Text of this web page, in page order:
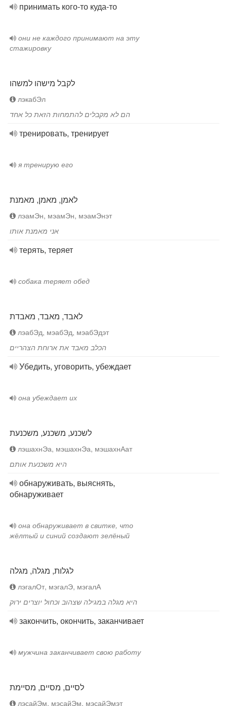
принимать кого-то куда-то
они не каждого принимают на эту
стажировку
לקבל מישהו למשהו
лэкабЭл
הם לא מקבלים להתמחות הזאת כל אחד
тренировать, тренирует
я тренирую его
לאמן, מאמן, מאמנת
лэамЭн, мэамЭн, мэамЭнэт
אני מאמנת אותו
терять, теряет
собака теряет обед
לאבד, מאבד, מאבדת
лэабЭд, мэабЭд, мэабЭдэт
הכלב מאבד את ארוחת הצהריים
Убедить, уговорить, убеждает
она убеждает их
לשכנע, משכנע, משכנעת
лэшахнЭа, мэшахнЭа, мэшахнАат
היא משכנעת אותם
обнаруживать, выяснять,
обнаруживает
она обнаруживает в свитке, что
жёлтый и синий создают зелёный
לגלות, מגלה, מגלה
лэгалОт, мэгалЭ, мэгалА
היא מגלה במגילה שצהוב וכחול יוצרים ירוק
закончить, окончить, заканчивает
мужчина заканчивает свою работу
לסיים, מסיים, מסיימת
лэсайЭм, мэсайЭм, мэсайЭмэт